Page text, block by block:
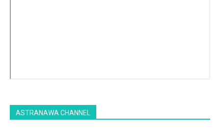
ASTRANAWA CHANNEL